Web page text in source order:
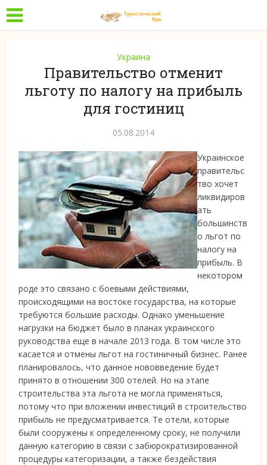
Украина
Правительство отменит
льготу по налогу на прибыль
для гостиниц
05.08.2014
Украинское
правительс
тво хочет
ликвидиров
ать
большинств
о льгот по
налогу на
прибыль. В
некотором
роде это связано с боевыми действиями,
происходящими на востоке государства, на которые
требуются большие расходы. Однако уменьшение
нагрузки на бюджет было в планах украинского
руководства еще в начале 2013 года. В том числе это
касается и отменыльгот на гостиничный бизнес. Ранее
планировалось, что данное нововведение будет
принято в отношении 300 отелей. Но на этапе
строительства эта льгота не могла применяться,
потому что при вложении инвестиций в строительство
прибыль не предусматривается. Те отели, которые
были сооружены к определенному сроку, не получили
данную категорию в связи с забюрократизированной
процедуры категоризации, а также бездействия